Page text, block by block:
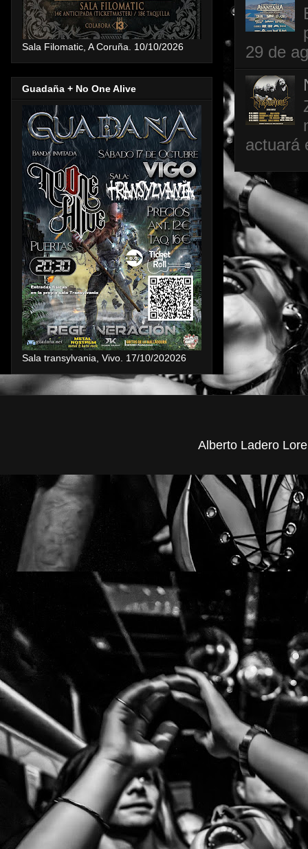
29 de
actuará
Sala Filomatic, A Coruña. 10/10/2026
Guadaña + No One Alive
Sala transylvania, Vivo. 17/10/202026
Alberto Ladero